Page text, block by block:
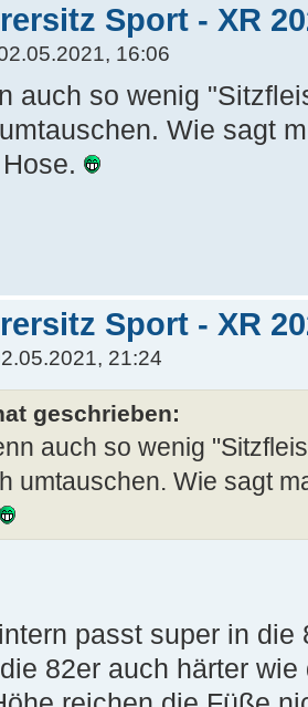
Sport - XR
16:06
auch so wenig
Wie sagt
Sport - XR
21:24
geschrieben:
auch so wenig
umtauschen. Wie sagt
passt super in
82er auch härter